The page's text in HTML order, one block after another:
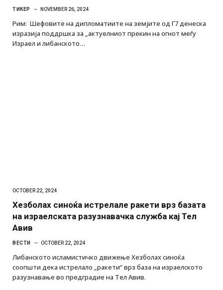
ТИКЕР NOVEMBER 26, 2024
Рим: Шефовите на дипломатиите на земјите од Г7 денеска
изразија поддршка за „актуелниот прекин на огнот меѓу
Израел и либанското…
OCTOBER 22, 2024
Хезболах синоќа истрелале ракети врз базата
на израелската разузнавачка служба кај Тел
Авив
ВЕСТИ OCTOBER 22, 2024
Либанското исламистичко движење Хезболах синоќа
соопшти дека истрелало „ракети“ врз база на израелското
разузнавање во предградие на Тел Авив.